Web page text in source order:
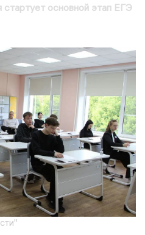
основной этап ЕГЭ